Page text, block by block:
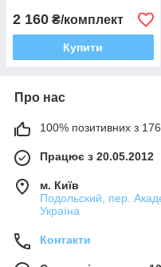
2 160 ₴/комплект
Купити
Про нас
100% позитивних з 176
Працює з 20.05.2012
м. Київ
Подольский, пер.
Україна
Контакти